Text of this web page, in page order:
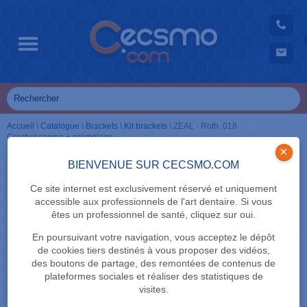
BIENVENUE SUR CECSMO.COM
Ce site internet est exclusivement réservé et uniquement
accessible aux professionnels de l'art dentaire. Si vous
êtes un professionnel de santé, cliquez sur oui.
En poursuivant votre navigation, vous acceptez le dépôt
de cookies tiers destinés à vous proposer des vidéos,
des boutons de partage, des remontées de contenus de
plateformes sociales et réaliser des statistiques de
visites.
×
Accueil \ Catalogue \ Brackets \ Kit brackets \ ZEAL - Roth .018
Crochet canine + prémolaire